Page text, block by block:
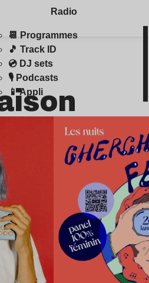
Radio
📆 Programmes
🎵 Track ID
💿 DJ sets
🎙️ Podcasts
📱 Appli